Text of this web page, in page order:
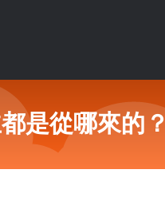
是從哪來的？